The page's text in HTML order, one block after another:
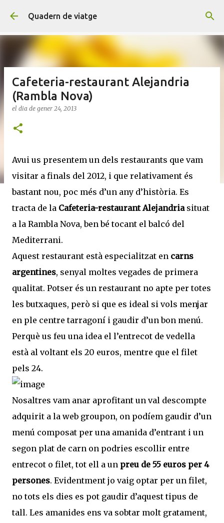
Salta al contingut principal
Quadern de viatge
Cafeteria-restaurant Alejandria
(Rambla Nova)
el dia de gener 24, 2013
Avui us presentem un dels restaurants que vam
visitar a finals del 2012, i que relativament és
bastant nou, poc més d’un any d’història. Es
tracta de la Cafeteria-restaurant Alejandriasituat
a la Rambla Nova, ben bé tocant el balcó del
Mediterrani.
Aquest restaurant està especialitzat en carns
argentines, senyal moltes vegades de primera
qualitat. Potser és un restaurant no apte per totes
les butxaques, però si que es ideal si vols menjar
en ple centre tarragoní i gaudir d’un bon menú.
Perquè us feu una idea el l’entrecot de vedella
està al voltant els 20 euros, mentre que el filet
pels 24.
Nosaltres vam anar aprofitant un val descompte
adquirit a la web groupon, on podíem gaudir d’un
menú composat per una amanida d’entrant i un
segon plat de carn on podries escollir entre
entrecot o filet, tot ell a un preu de 55 euros per 4
persones. Evidentment jo vaig optar per un filet,
no tots els dies es pot gaudir d’aquest tipus de
tall. Les amanides ens va sobtar molt gratament,